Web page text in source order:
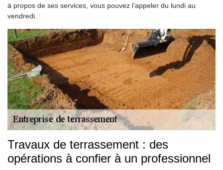
à propos de ses services, vous pouvez l’appeler du lundi au
vendredi.
Travaux de terrassement : des
opérations à confier à un professionnel